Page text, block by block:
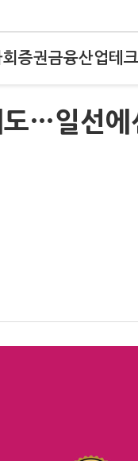
증권금융산업테크
도…일선에